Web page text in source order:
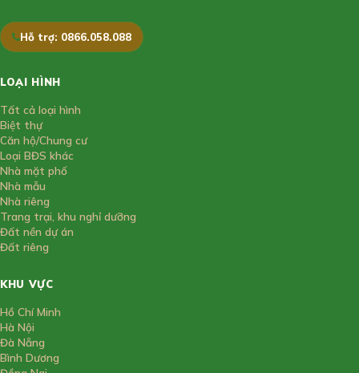
Hỗ trợ: 0866.058.088
LOẠI HÌNH
Tất cả loại hình
Biệt thự
Căn hộ/Chung cư
Loại BĐS khác
Nhà mặt phố
Nhà mẫu
Nhà riêng
Trang trại, khu nghỉ dưỡng
Đất nền dự án
Đất riêng
KHU VỰC
Hồ Chí Minh
Hà Nội
Đà Nẵng
Bình Dương